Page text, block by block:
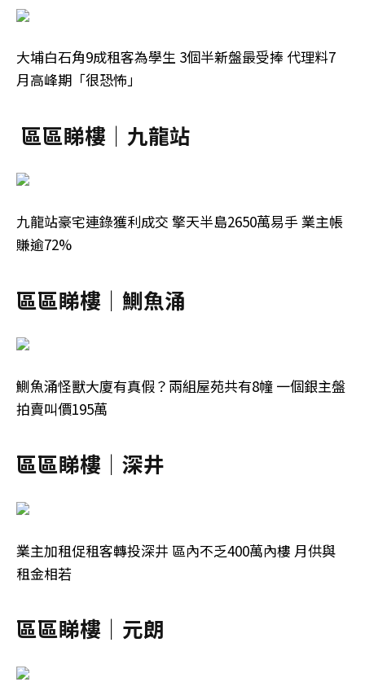
大埔白石角9成租客為學生 3個半新盤最受捧 代理料7
月高峰期「很恐怖」
區區睇樓｜九龍站
九龍站豪宅連錄獲利成交 擎天半島2650萬易手 業主帳
賺逾72%
區區睇樓｜鰂魚涌
鰂魚涌怪獸大廈有真假？兩組屋苑共有8幢 一個銀主盤
拍賣叫價195萬
區區睇樓｜深井
業主加租促租客轉投深井 區內不乏400萬內樓 月供與
租金相若
區區睇樓｜元朗